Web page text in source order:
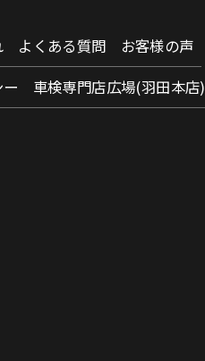
よくある質問
お客様の声
車検専門店広場(羽田本店)